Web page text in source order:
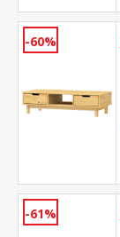
-60%
-61%